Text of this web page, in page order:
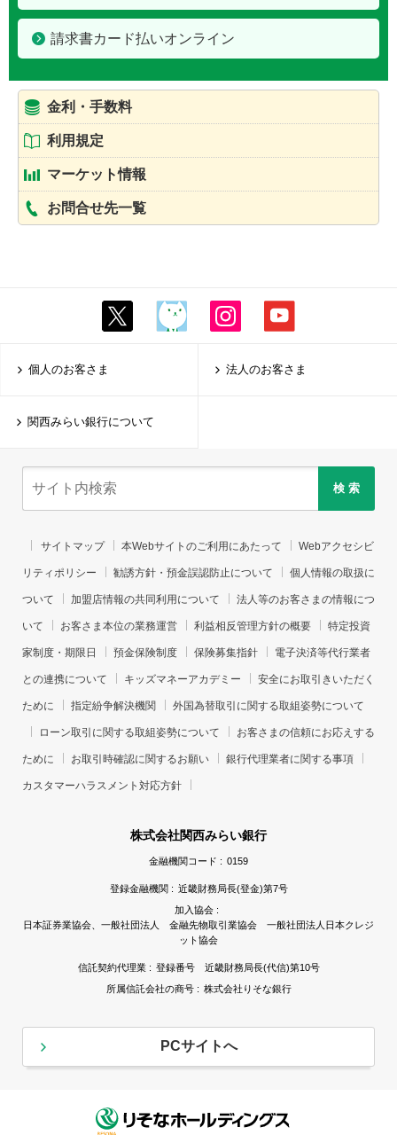
請求書カード払いオンライン
金利・手数料
利用規定
マーケット情報
お問合せ先一覧
個人のお客さま 法人のお客さま
関西みらい銀行について
検 索
サイトマップ 本Webサイトのご利用にあたって Webアクセシビ
リティポリシー 勧誘方針・預金誤認防止について 個人情報の取扱に
ついて 加盟店情報の共同利用について 法人等のお客さまの情報につ
いて お客さま本位の業務運営 利益相反管理方針の概要 特定投資
家制度・期限日 預金保険制度 保険募集指針 電子決済等代行業者
との連携について キッズマネーアカデミー 安全にお取引きいただく
ために 指定紛争解決機関 外国為替取引に関する取組姿勢について
ローン取引に関する取組姿勢について お客さまの信頼にお応えする
ために お取引時確認に関するお願い 銀行代理業者に関する事項
カスタマーハラスメント対応方針
株式会社関西みらい銀行
金融機関コード : 0159
登録金融機関 : 近畿財務局長(登金)第7号
加入協会 :
日本証券業協会、一般社団法人 金融先物取引業協会 一般社団法人日本クレジ
ット協会
信託契約代理業 : 登録番号 近畿財務局長(代信)第10号
所属信託会社の商号 : 株式会社りそな銀行
PCサイトへ